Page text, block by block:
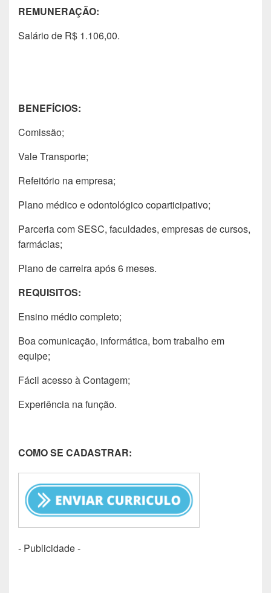
REMUNERAÇÃO:
Salário de R$ 1.106,00.
BENEFÍCIOS:
Comissão;
Vale Transporte;
Refeitório na empresa;
Plano médico e odontológico coparticipativo;
Parceria com SESC, faculdades, empresas de cursos,
farmácias;
Plano de carreira após 6 meses.
REQUISITOS:
Ensino médio completo;
Boa comunicação, informática, bom trabalho em
equipe;
Fácil acesso à Contagem;
Experiência na função.
COMO SE CADASTRAR:
- Publicidade -